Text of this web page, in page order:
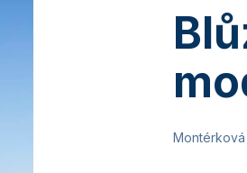
Montérková